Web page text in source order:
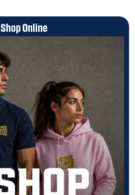
Shop Online